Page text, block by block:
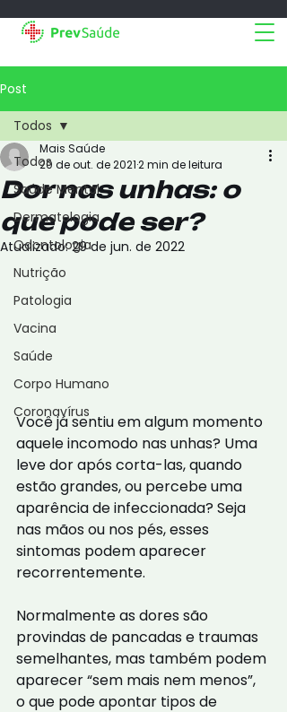
Post
Todos
Saúde Mental
Dermatologia
Odontologia
Nutrição
Patologia
Vacina
Saúde
Corpo Humano
Coronavírus
Todos
Dor nas unhas: o
que pode ser?
Mais Saúde
20 de out. de 20212 min de leitura
Atualizado:29 de jun. de 2022
Você já sentiu em algum momento
aquele incomodo nas unhas? Uma
leve dor após corta-las, quando
estão grandes, ou percebe uma
aparência de infeccionada? Seja
nas mãos ou nos pés, esses
sintomas podem aparecer
recorrentemente.
Normalmente as dores são
provindas de pancadas e traumas
semelhantes, mas também podem
aparecer “sem mais nem menos”,
o que pode apontar tipos de